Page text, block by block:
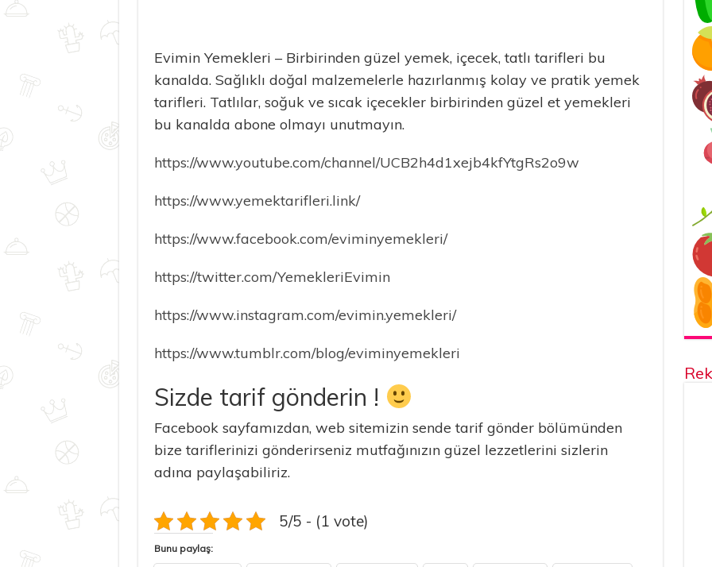
Evimin Yemekleri – Birbirinden güzel yemek, içecek, tatlı tarifleri bu
kanalda. Sağlıklı doğal malzemelerle hazırlanmış kolay ve pratik yemek
tarifleri. Tatlılar, soğuk ve sıcak içecekler birbirinden güzel et yemekleri
bu kanalda abone olmayı unutmayın.
https://www.youtube.com/channel/UCB2h4d1xejb4kfYtgRs2o9w
https://www.yemektarifleri.link/
https://www.facebook.com/eviminyemekleri/
https://twitter.com/YemekleriEvimin
https://www.instagram.com/evimin.yemekleri/
https://www.tumblr.com/blog/eviminyemekleri
Sizde tarif gönderin !
Facebook sayfamızdan, web sitemizin sende tarif gönder bölümünden
bize tariflerinizi gönderirseniz mutfağınızın güzel lezzetlerini sizlerin
adına paylaşabiliriz.
5/5 - (1 vote)
Bunu paylaş: